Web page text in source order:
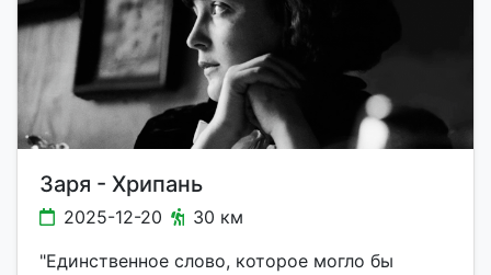
Заря - Хрипань
2025-12-20
30 км
"Единственное слово, которое могло бы